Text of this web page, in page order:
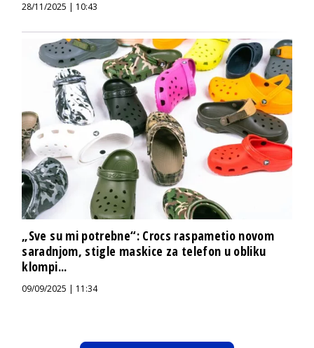
28/11/2025 | 10:43
„Sve su mi potrebne“: Crocs raspametio novom
saradnjom, stigle maskice za telefon u obliku
klompi...
09/09/2025 | 11:34